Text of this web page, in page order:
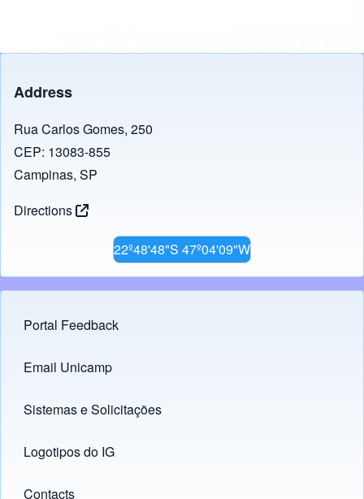
a
e
b
o
k
a
o
n
Address
Rua Carlos Gomes, 250
CEP: 13083-855
Campinas, SP
Directions
22º48'48"S 47º04'09"W
Footer menu
Portal Feedback
Links
Email Unicamp
(opens in new tab)
Sistemas e Solicitações
(opens in new tab)
Logotipos do IG
(opens in new tab)
Contacts